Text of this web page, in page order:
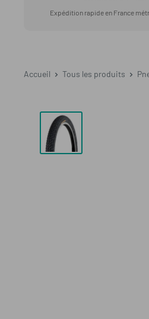
Expédition rapide en France
Accueil Tous les produits